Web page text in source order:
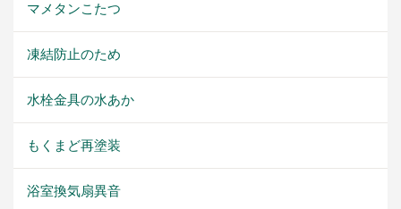
マメタンこたつ
凍結防止のため
水栓金具の水あか
もくまど再塗装
浴室換気扇異音